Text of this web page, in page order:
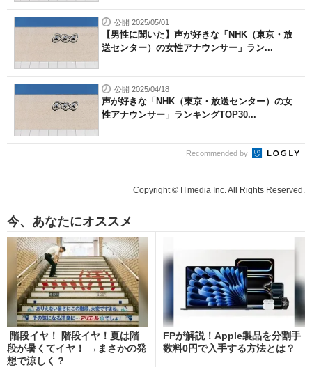
公開 2025/05/01
【男性に聞いた】声が好きな「NHK（東京・放
送センター）の女性アナウンサー」ラン...
公開 2025/04/18
声が好きな「NHK（東京・放送センター）の女
性アナウンサー」ランキングTOP30...
Recommended by
Copyright © ITmedia Inc. All Rights Reserved.
今、あなたにオススメ
階段イヤ！ 階段イヤ！夏は階
段が暑くてイヤ！ →まさかの発
想で涼しく？
FPが解説！Apple製品を分割手
数料0円で入手する方法とは？